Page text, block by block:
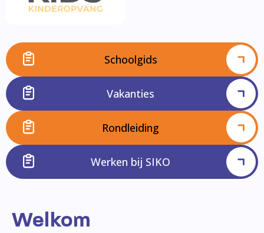
Schoolgids
Vakanties
Rondleiding
Werken bij SIKO
Welkom